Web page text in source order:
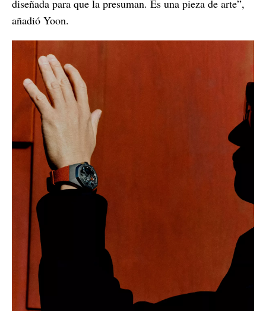
diseñada para que la presuman. Es una pieza de arte”,
añadió Yoon.